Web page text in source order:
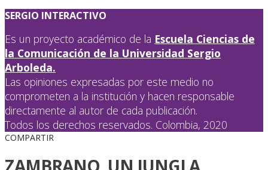
SERGIO INTERACTIVO
Es un proyecto académico de la Escuela Ciencias de
la Comunicación de la Universidad Sergio
Arboleda.
Las opiniones expresadas por este medio no
comprometen a la institución y hacen responsable
directamente al autor de cada publicación.
Todos los derechos reservados. Colombia, 2020
COMPARTIR